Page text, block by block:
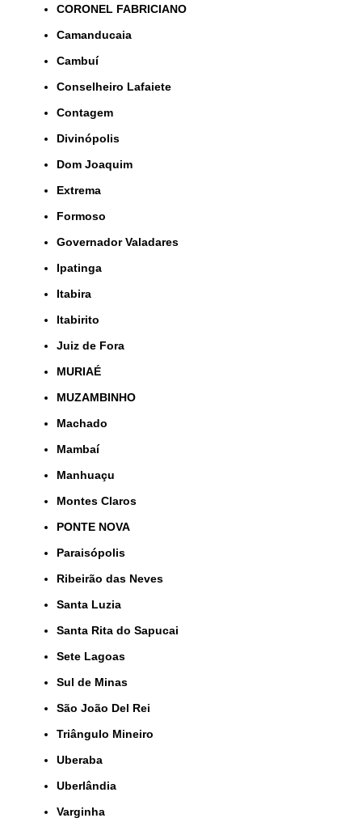
CORONEL FABRICIANO
Camanducaia
Cambuí
Conselheiro Lafaiete
Contagem
Divinópolis
Dom Joaquim
Extrema
Formoso
Governador Valadares
Ipatinga
Itabira
Itabirito
Juiz de Fora
MURIAÉ
MUZAMBINHO
Machado
Mambaí
Manhuaçu
Montes Claros
PONTE NOVA
Paraisópolis
Ribeirão das Neves
Santa Luzia
Santa Rita do Sapucai
Sete Lagoas
Sul de Minas
São João Del Rei
Triângulo Mineiro
Uberaba
Uberlândia
Varginha